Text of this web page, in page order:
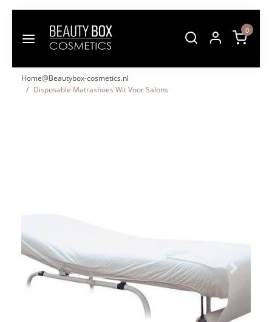
0
Home@Beautybox-cosmetics.nl
Disposable Matrashoes Wit Voor Salons
Vorige Volgende